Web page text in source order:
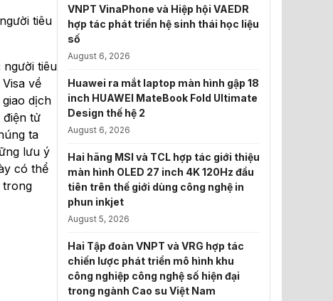
tiêu
người tiêu
về
dịch
điện tử
ta
lưu ý
có thể
trong
VNPT VinaPhone và Hiệp hội VAEDR
hợp tác phát triển hệ sinh thái học liệu
số
August 6, 2026
Huawei ra mắt laptop màn hình gập 18
inch HUAWEI MateBook Fold Ultimate
Design thế hệ 2
August 6, 2026
Hai hãng MSI và TCL hợp tác giới thiệu
màn hình OLED 27 inch 4K 120Hz đầu
tiên trên thế giới dùng công nghệ in
phun inkjet
August 5, 2026
Hai Tập đoàn VNPT và VRG hợp tác
chiến lược phát triển mô hình khu
công nghiệp công nghệ số hiện đại
trong ngành Cao su Việt Nam